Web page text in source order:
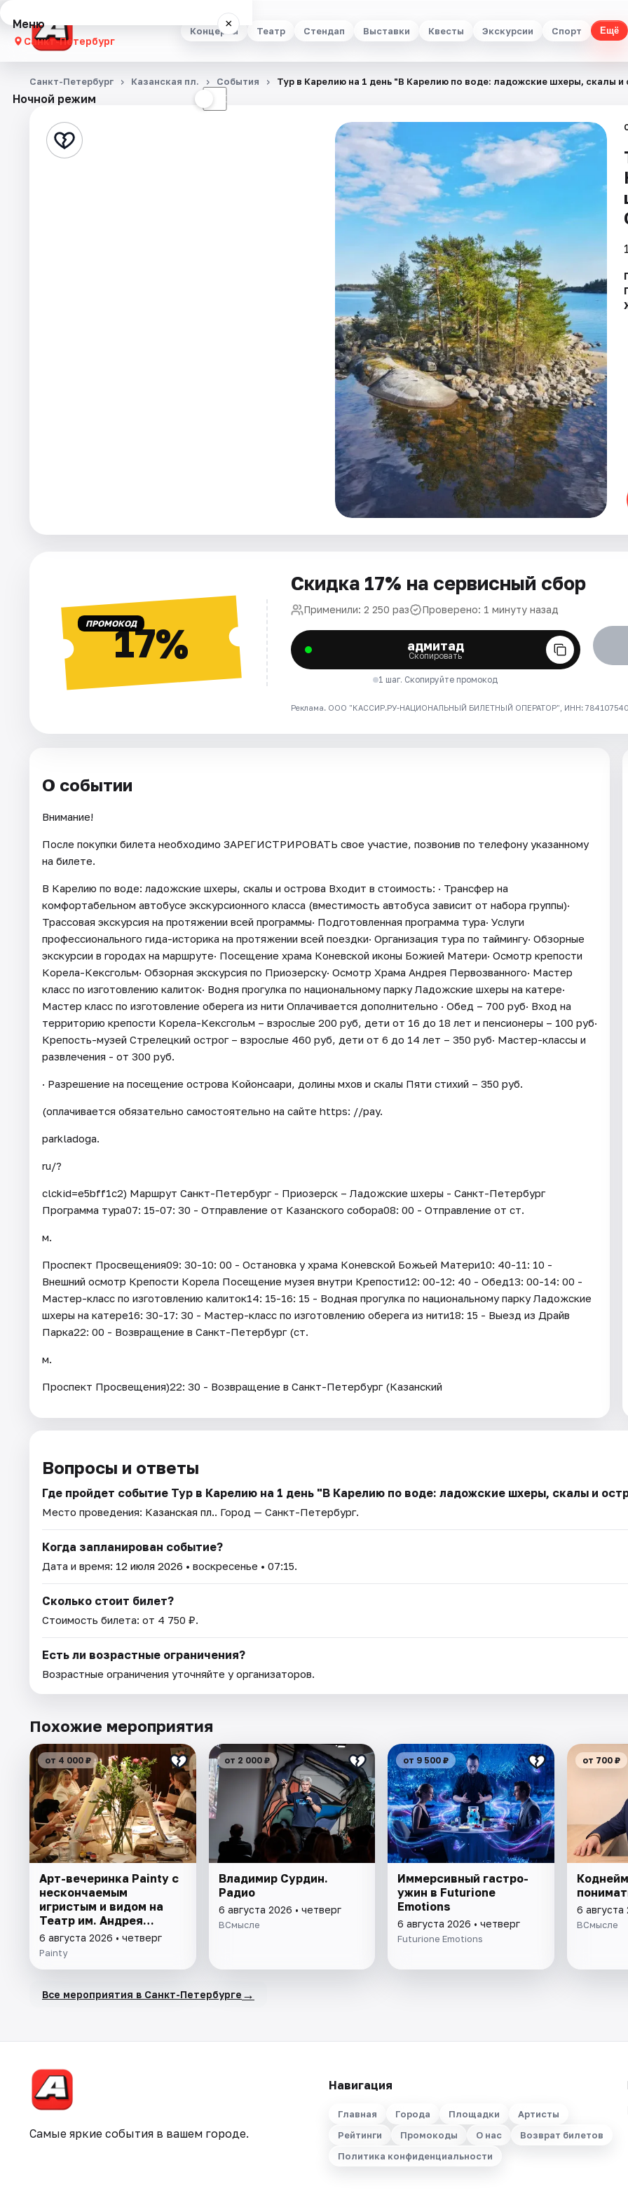
Концерты Театр Стендап Выставки Квесты Экскурсии Спорт Ещё
Меню ×
Санкт-Петербург
Концерты
Стендап
Ночной режим ☾
Санкт-Петербург Казанская пл. События Тур в Карелию на 1 день "В Карелию по воде: ладожские шхеры, скалы и
ПРОМОКОД17%
Скидка 17% на сервисный сбор
Применили: 2 250 раз Проверено: 1 минуту назад
адмитад
Скопировать
1 шаг. Скопируйте промокод
Реклама. ООО "КАССИР.РУ-НАЦИОНАЛЬНЫЙ БИЛЕТНЫЙ ОПЕРАТОР", ИНН: 7841075409
О событии
Внимание!
После покупки билета необходимо ЗАРЕГИСТРИРОВАТЬ свое участие, позвонив по телефону указанному
на билете.
В Карелию по воде: ладожские шхеры, скалы и острова Входит в стоимость: · Трансфер на
комфортабельном автобусе экскурсионного класса (вместимость автобуса зависит от набора группы)·
Трассовая экскурсия на протяжении всей программы· Подготовленная программа тура· Услуги
профессионального гида-историка на протяжении всей поездки· Организация тура по таймингу· Обзорные
экскурсии в городах на маршруте· Посещение храма Коневской иконы Божией Матери· Осмотр крепости
Корела-Кексгольм· Обзорная экскурсия по Приозерску· Осмотр Храма Андрея Первозванного· Мастер
класс по изготовлению калиток· Водня прогулка по национальному парку Ладожские шхеры на катере·
Мастер класс по изготовление оберега из нити Оплачивается дополнительно · Обед – 700 руб· Вход на
территорию крепости Корела-Кексгольм – взрослые 200 руб, дети от 16 до 18 лет и пенсионеры – 100 руб·
Крепость-музей Стрелецкий острог – взрослые 460 руб, дети от 6 до 14 лет – 350 руб· Мастер-классы и
развлечения - от 300 руб.
· Разрешение на посещение острова Койонсаари, долины мхов и скалы Пяти стихий – 350 руб.
(оплачивается обязательно самостоятельно на сайте https: //pay.
parkladoga.
ru/?
clckid=e5bff1c2) Маршрут Санкт-Петербург - Приозерск – Ладожские шхеры - Санкт-Петербург
Программа тура07: 15-07: 30 - Отправление от Казанского собора08: 00 - Отправление от ст.
м.
Проспект Просвещения09: 30-10: 00 - Остановка у храма Коневской Божьей Матери10: 40-11: 10 -
Внешний осмотр Крепости Корела Посещение музея внутри Крепости12: 00-12: 40 - Обед13: 00-14: 00 -
Мастер-класс по изготовлению калиток14: 15-16: 15 - Водная прогулка по национальному парку Ладожские
шхеры на катере16: 30-17: 30 - Мастер-класс по изготовлению оберега из нити18: 15 - Выезд из Драйв
Парка22: 00 - Возвращение в Санкт-Петербург (ст.
м.
Проспект Просвещения)22: 30 - Возвращение в Санкт-Петербург (Казанский
Вопросы и ответы
Где пройдет событие Тур в Карелию на 1 день "В Карелию по воде: ладожские шхеры, скалы и
Место проведения: Казанская пл.. Город — Санкт-Петербург.
Когда запланирован событие?
Дата и время: 12 июля 2026 • воскресенье • 07:15.
Сколько стоит билет?
Стоимость билета: от 4 750 ₽.
Есть ли возрастные ограничения?
Возрастные ограничения уточняйте у организаторов.
Похожие мероприятия
от 4 000 ₽
Арт-вечеринка Painty с
нескончаемым
игристым и видом на
Театр им. Андрея
Миронова
6 августа 2026 • четверг
Painty
от 2 000 ₽
Владимир Сурдин.
Радио
6 августа 2026 • четверг
ВСмысле
от 9 500 ₽
Иммерсивный гастро-
ужин в Futurione
Emotions
6 августа 2026 • четверг
Futurione Emotions
от 700 ₽
6 августа
ВСмысле
Все мероприятия в Санкт-Петербурге →
Самые яркие события в вашем городе.
Навигация
Главная Города Площадки
Артисты
Рейтинги
Промокоды О нас
Возврат билетов
Политика конфиденциальности